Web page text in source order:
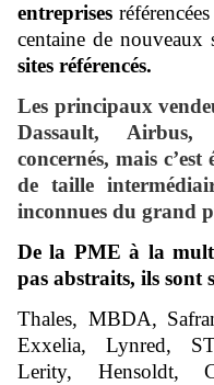
entreprises
centaine de nouveaux
sites référencés.
Les principaux
Dassault,
concernés, mais c’est
de taille
inconnues du grand
De la PME à la
pas abstraits, ils sont
Thales, MBDA,
Exxelia, Lynred,
Lerity, Hensoldt,